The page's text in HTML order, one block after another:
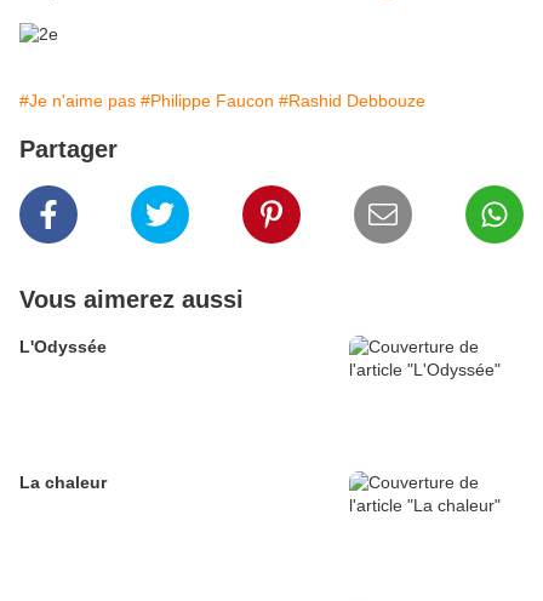
#Je n'aime pas #Philippe Faucon #Rashid Debbouze
Partager
Vous aimerez aussi
L'Odyssée
La chaleur